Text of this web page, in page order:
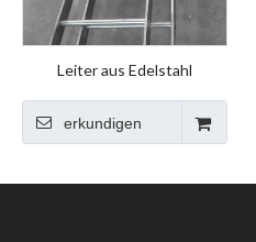
Leiter aus Edelstahl
erkundigen